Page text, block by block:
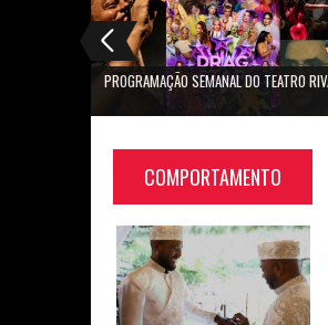
PROGRAMAÇÃO SEMANAL DO TEATRO
COMPORTAMENTO